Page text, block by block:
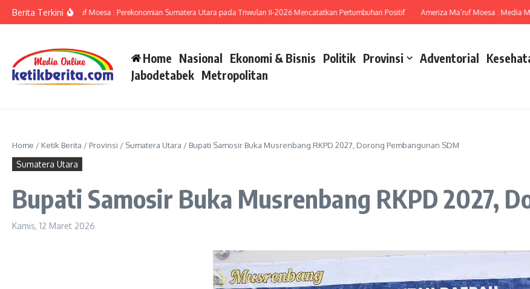
Berita Terkini
Ameriza Ma’ruf Moesa : Perekonomian Sumatera Utara pada Triwulan II-2026 Mencatatkan Pertumbuhan Positif Ameriza Ma’ruf Moesa : Media Miliki
Home Nasional Ekonomi & Bisnis Politik Provinsi Adventorial
Jabodetabek Metropolitan
Home / Ketik Berita / Provinsi / Sumatera Utara / Bupati Samosir Buka Musrenbang RKPD 2027, Dorong Pembangunan SDM
Sumatera Utara
Bupati Samosir Buka Musrenbang RKPD 2027,
Kamis, 12 Maret 2026